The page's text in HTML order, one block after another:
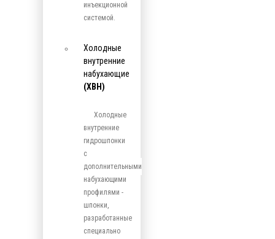
инъекционной
системой.
Холодные
внутренние
набухающие
(ХВН)
Холодные
внутренние
гидрошпонки
с
дополнительными
набухающими
профилями -
шпонки,
разработанные
специально